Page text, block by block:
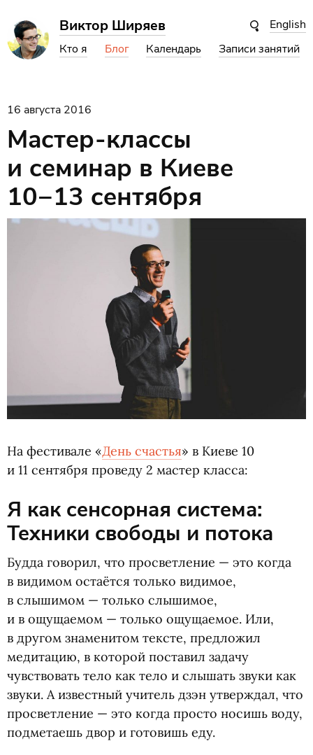
English
Виктор Ширяев
Кто я Блог Календарь Записи занятий
16 августа 2016
Мастер-классы
и семинар в Киеве
10−13 сентября
На фестивале «День счастья» в Киеве 10
и 11 сентября проведу 2 мастер класса:
Я как сенсорная система:
Техники свободы и потока
Будда говорил, что просветление — это когда
в видимом остаётся только видимое,
в слышимом — только слышимое,
и в ощущаемом — только ощущаемое. Или,
в другом знаменитом тексте, предложил
медитацию, в которой поставил задачу
чувствовать тело как тело и слышать звуки как
звуки. А известный учитель дзэн утверждал, что
просветление — это когда просто носишь воду,
подметаешь двор и готовишь еду.